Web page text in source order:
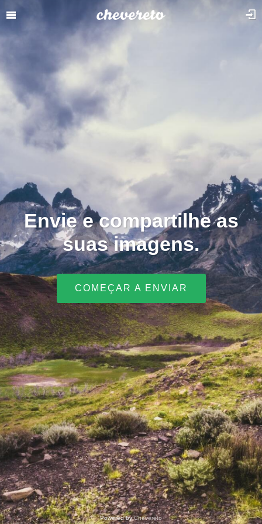
Envie e compartilhe as
suas imagens.
COMEÇAR A ENVIAR
Powered byChevereto